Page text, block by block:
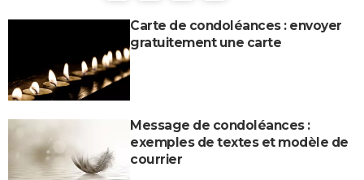
Carte de condoléances : envoyer
gratuitement une carte
Message de condoléances :
exemples de textes et modèle de
courrier